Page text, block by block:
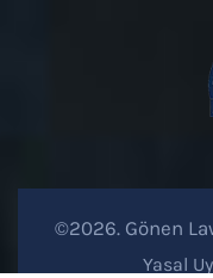
©2026. Gönen
Yasal